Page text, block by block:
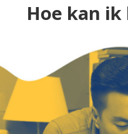
Hoe kan ik